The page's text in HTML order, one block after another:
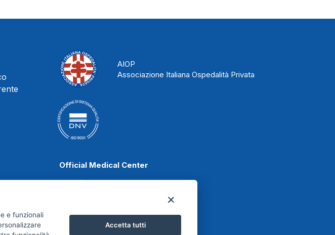
e funzionali
Accetta tutti
AIOP
Associazione Italiana Ospedalità Privata
Official Medical Center
Basket